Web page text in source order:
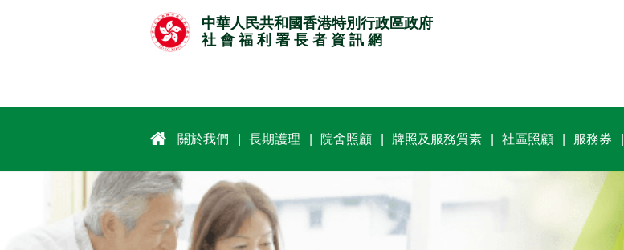
中華人民共和國香港特別行政區政府
社 會 福 利 署 長 者 資 訊 網
關於我們 長期護理 院舍照顧 牌照及服務質素 社區照顧 服務券